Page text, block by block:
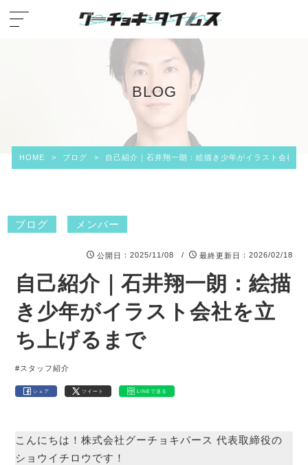
BLOG
HOME > ブログ > 自己紹介｜石井翔一朗：絵描き少年がイラスト会社
ブログ メンバー
公開日 ：2025/11/08 / 最終更新日 ：2026/02/18
自己紹介｜石井翔一朗：絵描
き少年がイラスト会社を立
ち上げるまで
#スタッフ紹介
シェア ツイート LINEで送る
こんにちは！株式会社グーチョキパース 代表取締役の
ショウイチロウです！